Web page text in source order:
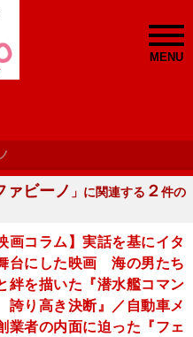
MENU
ァビーノ 」に関連する ２件の
画コラム】実話を基にイタ
台にした映画 海の男たち
絆を描いた『潜水艦コマン
り高き決断』／自動車メ
業者の内面に迫った『フェ